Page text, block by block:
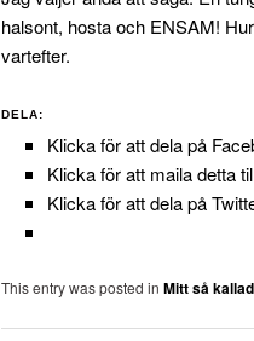
halsont, hosta och ENSAM!
vartefter.
DELA:
Klicka för att dela på
Klicka för att maila detta
Klicka för att dela på
This entry was posted in Mitt så